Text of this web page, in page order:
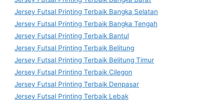
Jersey Futsal Printing Terbaik Bangka Selatan
Jersey Futsal Printing Terbaik Bangka Tengah
Jersey Futsal Printing Terbaik Bantul
Jersey Futsal Printing Terbaik Belitung
Jersey Futsal Printing Terbaik Belitung Timur
Jersey Futsal Printing Terbaik Cilegon
Jersey Futsal Printing Terbaik Denpasar
Jersey Futsal Printing Terbaik Lebak